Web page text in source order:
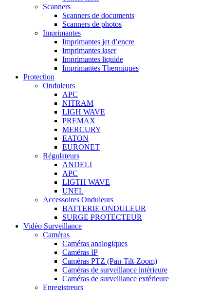
Scanners
Scanners de documents
Scanners de photos
Imprimantes
Imprimantes jet d’encre
Imprimantes laser
Imprimantes liquide
Imprimantes Thermiques
Protection
Onduleurs
APC
NITRAM
LIGH WAVE
PREMAX
MERCURY
EATON
EURONET
Régulateurs
ANDELI
APC
LIGTH WAVE
UNEL
Accessoires Onduleurs
BATTERIE ONDULEUR
SURGE PROTECTEUR
Vidéo Surveillance
Caméras
Caméras analogiques
Caméras IP
Caméras PTZ (Pan-Tilt-Zoom)
Caméras de surveillance intérieure
Caméras de surveillance extérieure
Enregistreurs